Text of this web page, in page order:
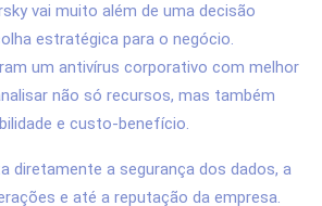
vai muito além de uma decisão
estratégica para o negócio.
um antivírus corporativo com melhor
não só recursos, mas também
e custo-benefício.
diretamente a segurança dos dados, a
e até a reputação da empresa.